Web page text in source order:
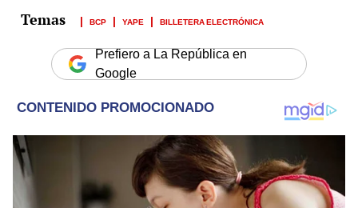
BCP YAPE BILLETERA ELECTRÓNICA
Prefiero a La República en
Google